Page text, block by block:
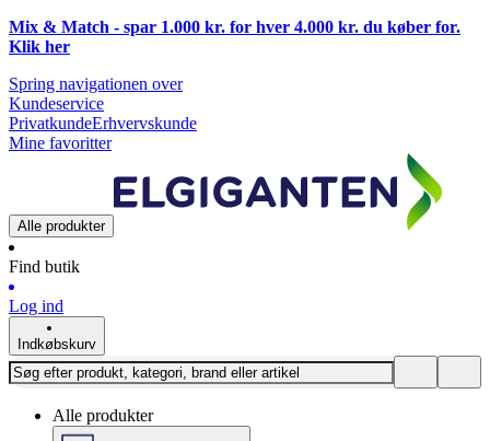
Mix & Match - spar 1.000 kr. for hver 4.000 kr. du køber for.
Klik her
Spring navigationen over
Kundeservice
PrivatkundeErhvervskunde
Mine favoritter
Alle produkter
Find butik
Log ind
Indkøbskurv
Alle produkter